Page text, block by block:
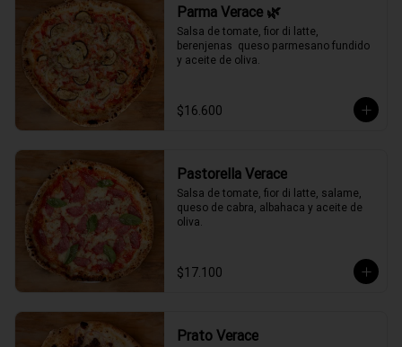
Parma Verace 🌿
Salsa de tomate, fior di latte,
berenjenas  queso parmesano fundido
y aceite de oliva.
$16.600
Pastorella Verace
Salsa de tomate, fior di latte, salame,
queso de cabra, albahaca y aceite de
oliva.
$17.100
Prato Verace